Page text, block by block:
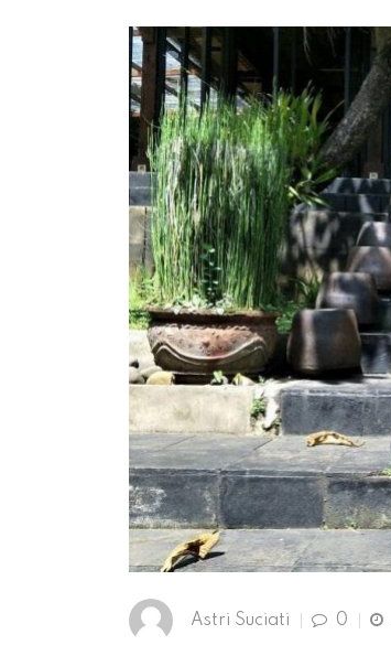
Astri Suciati 0